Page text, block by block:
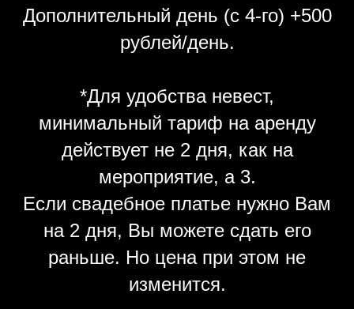
Дополнительный день (с 4-го) +500
рублей/день.
*Для удобства невест,
минимальный тариф на аренду
действует не 2 дня, как на
мероприятие, а 3.
Если свадебное платье нужно Вам
на 2 дня, Вы можете сдать его
раньше. Но цена при этом не
изменится.